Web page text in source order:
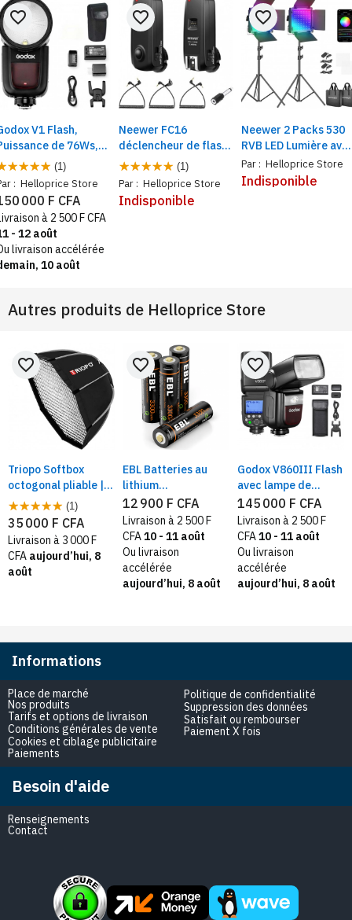
V1 Flash,
de 76Ws,
1/8000 HSS,
li-ION de
480 Photos
Pleine Puissance
(1)
: Helloprice Store
favorite_border
000 F CFA
à 2 500 F CFA
- 12 août
livraison accélérée
10 août
Neewer FC16
déclencheur de flash
radio avec émetteur
pour Canon Rebel
(1)
Par : Helloprice Store
favorite_border
Indisponible
Neewer 2 Packs 530
RVB LED Lumière
Application de
contrôle. Eclairage
Par : Helloprice Store
favorite_border
Indisponible
Autres produits de Helloprice Store
Triopo Softbox
octogonal pliable |
Transportable avec
monture bowens
(1)
favorite_border
35 000 F CFA
Livraison à 3 000 F
CFA aujourd’hui, 8
août
EBL Batteries au
lithium
rechargeables par
USB, Lot de 4 piles
AA au longue durée
de 3 300 mWh, 1.5 V
avec câble de
charge
favorite_border
12 900 F CFA
Livraison à 2 500 F
CFA10 - 11 août
Ou livraison
accélérée
aujourd’hui, 8 août
Godox V860III Flash
avec lampe de
modélisation,
Battérie Li-ion, 2.4G
TTL, Speedlight HSS
1/800
favorite_border
145 000 F CFA
Livraison à 2 500 F
CFA10 - 11 août
Ou livraison
accélérée
aujourd’hui, 8 août
Informations
Place de marché
Nos produits
Tarifs et options de livraison
Conditions générales de vente
Cookies et ciblage publicitaire
Paiements
Politique de confidentialité
Suppression des données
Satisfait ou rembourser
Paiement X fois
Besoin d'aide
Renseignements
Contact